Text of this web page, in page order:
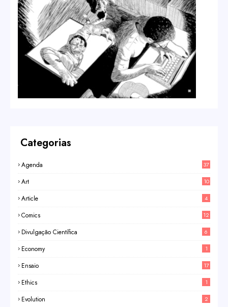
Categorias
Agenda 37
Art 10
Article 4
Comics 12
Divulgação Científica 6
Economy 1
Ensaio 17
Ethics 1
Evolution 2